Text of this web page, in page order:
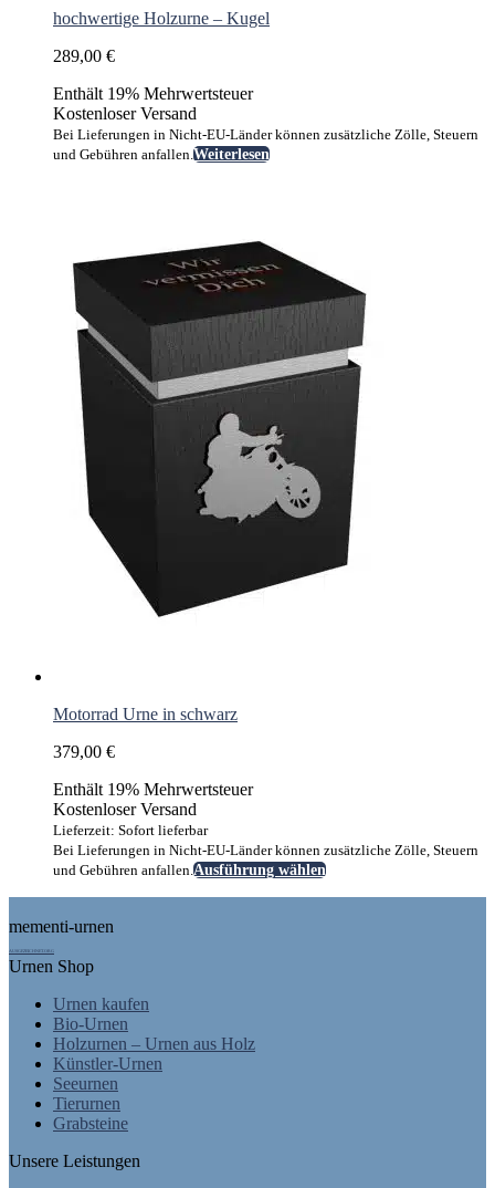
hochwertige Holzurne – Kugel
289,00 €
Enthält 19% Mehrwertsteuer
Kostenloser Versand
Bei Lieferungen in Nicht-EU-Länder können zusätzliche Zölle, Steuern
und Gebühren anfallen.Weiterlesen
Motorrad Urne in schwarz
379,00 €
Enthält 19% Mehrwertsteuer
Kostenloser Versand
Lieferzeit: Sofort lieferbar
Bei Lieferungen in Nicht-EU-Länder können zusätzliche Zölle, Steuern
und Gebühren anfallen.Ausführung wählenDieses
mementi-urnen
AUSGEZEICHNET.ORG
Urnen Shop
Urnen kaufen
Bio-Urnen
Holzurnen – Urnen aus Holz
Künstler-Urnen
Seeurnen
Tierurnen
Grabsteine
Unsere Leistungen